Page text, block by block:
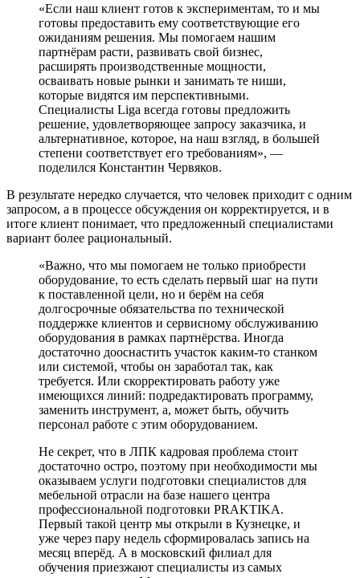
«Если наш клиент готов к экспериментам, то и мы
готовы предоставить ему соответствующие его
ожиданиям решения. Мы помогаем нашим
партнёрам расти, развивать свой бизнес,
расширять производственные мощности,
осваивать новые рынки и занимать те ниши,
которые видятся им перспективными.
Специалисты Liga всегда готовы предложить
решение, удовлетворяющее запросу заказчика, и
альтернативное, которое, на наш взгляд, в большей
степени соответствует его требованиям», —
поделился Константин Червяков.
В результате нередко случается, что человек приходит с одним
запросом, а в процессе обсуждения он корректируется, и в
итоге клиент понимает, что предложенный специалистами
вариант более рациональный.
«Важно, что мы помогаем не только приобрести
оборудование, то есть сделать первый шаг на пути
к поставленной цели, но и берём на себя
долгосрочные обязательства по технической
поддержке клиентов и сервисному обслуживанию
оборудования в рамках партнёрства. Иногда
достаточно дооснастить участок каким-то станком
или системой, чтобы он заработал так, как
требуется. Или скорректировать работу уже
имеющихся линий: подредактировать программу,
заменить инструмент, а, может быть, обучить
персонал работе с этим оборудованием.
Не секрет, что в ЛПК кадровая проблема стоит
достаточно остро, поэтому при необходимости мы
оказываем услуги подготовки специалистов для
мебельной отрасли на базе нашего центра
профессиональной подготовки PRAKTIKA.
Первый такой центр мы открыли в Кузнецке, и
уже через пару недель сформировалась запись на
месяц вперёд. А в московский филиал для
обучения приезжают специалисты из самых